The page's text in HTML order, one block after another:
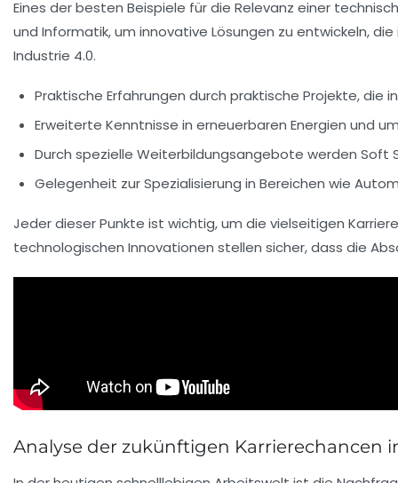
Eines der besten Beispiele für die Relevanz einer
und Informatik, um innovative Lösungen zu entwickeln,
Industrie 4.0.
Praktische Erfahrungen durch praktische Projekte, die
Erweiterte Kenntnisse in erneuerbaren Energien und
Durch spezielle Weiterbildungsangebote werden Soft
Gelegenheit zur Spezialisierung in Bereichen wie
Jeder dieser Punkte ist wichtig, um die vielseitigen
technologischen Innovationen stellen sicher, dass die
Analyse der zukünftigen Karrierechancen